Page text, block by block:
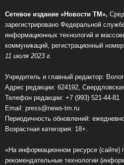
Сетевое издание «Новости ТМ»,
зарегистрировано Федеральной
информационных технологий и
коммуникаций, регистрационный
11 июля 2023 г.
Учредитель и главный редактор:
Адрес редакции: 624192,
Телефон редакции: +7 (993) 521-44-81
Email: press@news-tm.ru
Периодичность обновлений:
Возрастная категория: 18+.
«На информационном ресурсе (сайте)
рекомендательные технологии